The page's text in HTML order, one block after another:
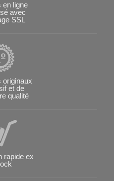
en ligne
avec
SSL
originaux
et de
qualité
rapide ex